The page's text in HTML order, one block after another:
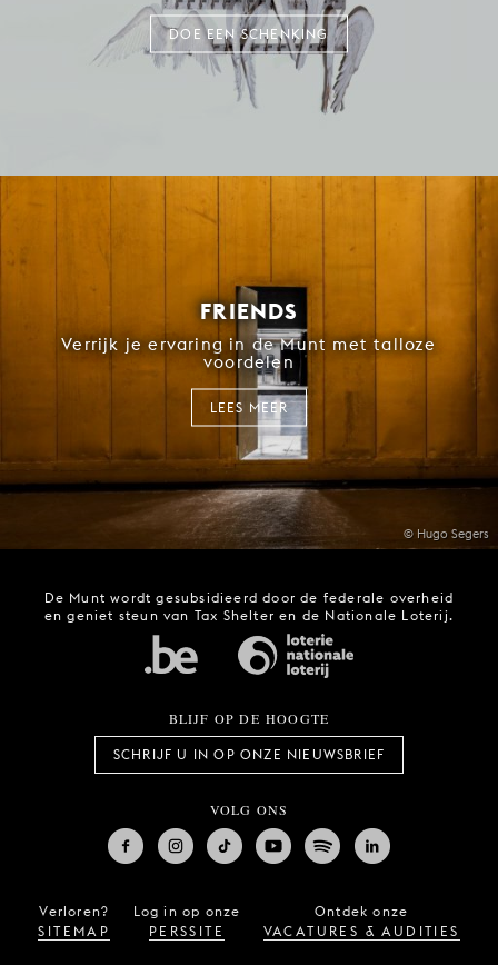
DOE EEN SCHENKING
© Hugo Segers
FRIENDS
Verrijk je ervaring in de Munt met talloze
voordelen
LEES MEER
De Munt wordt gesubsidieerd door de federale overheid
en geniet steun van Tax Shelter en de Nationale Loterij.
BLIJF OP DE HOOGTE
SCHRIJF U IN OP ONZE NIEUWSBRIEF
VOLG ONS
Verloren?
SITEMAP
Log in op onze
PERSSITE
Ontdek onze
VACATURES & AUDITIES